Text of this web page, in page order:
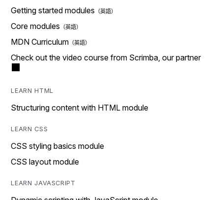
Getting started modules
Core modules
MDN Curriculum
Check out the video course from Scrimba, our partner
LEARN HTML
Structuring content with HTML module
LEARN CSS
CSS styling basics module
CSS layout module
LEARN JAVASCRIPT